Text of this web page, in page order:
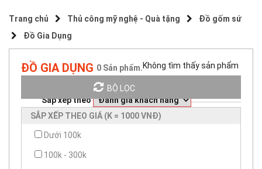
Trang chủ Thủ công mỹ nghệ - Quà tặng
Đồ gốm sứ
Đồ Gia Dụng
ĐỒ GIA DỤNG 0 Sản phẩm.
Sắp xếp theo
Không tìm thấy sản phẩm
BỘ LỌC
SẮP XẾP THEO GIÁ (K = 1000 VNĐ)
Dưới 100k
100k - 300k